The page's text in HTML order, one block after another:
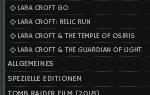
LARA CROFT GO
LARA CROFT: RELIC RUN
LARA CROFT & THE TEMPLE OF OSIRIS
LARA CROFT & THE GUARDIAN OF LIGHT
ALLGEMEINES
SPEZIELLE EDITIONEN